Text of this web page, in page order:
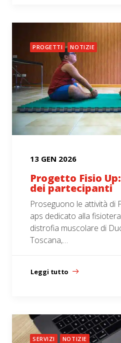
PROGETTI NOTIZIE
13 GEN 2026
Progetto Fisio
dei partecipanti
Proseguono le attività di
aps dedicato alla
distrofia muscolare di
Toscana,…
Leggi tutto
SERVIZI NOTIZIE